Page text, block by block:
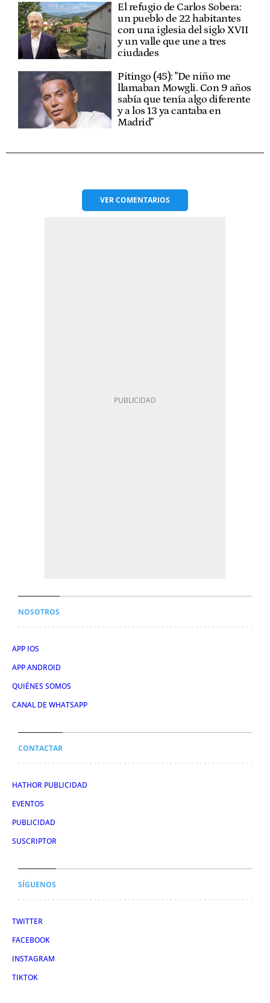
El refugio de Carlos Sobera:
un pueblo de 22 habitantes
con una iglesia del siglo XVII
y un valle que une a tres
ciudades
Pitingo (45): "De niño me
llamaban Mowgli. Con 9 años
sabía que tenía algo diferente
y a los 13 ya cantaba en
Madrid"
VERCOMENTARIOS
NOSOTROS
APP IOS
APP ANDROID
QUIÉNES SOMOS
CANAL DE WHATSAPP
CONTACTAR
HATHOR PUBLICIDAD
EVENTOS
PUBLICIDAD
SUSCRIPTOR
SÍGUENOS
TWITTER
FACEBOOK
INSTAGRAM
TIKTOK